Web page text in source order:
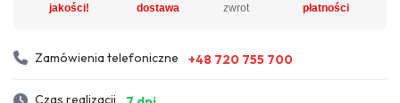
jakości!
dostawa
zwrot
płatności
Zamówienia telefoniczne +48 720 755 700
Czas realizacji